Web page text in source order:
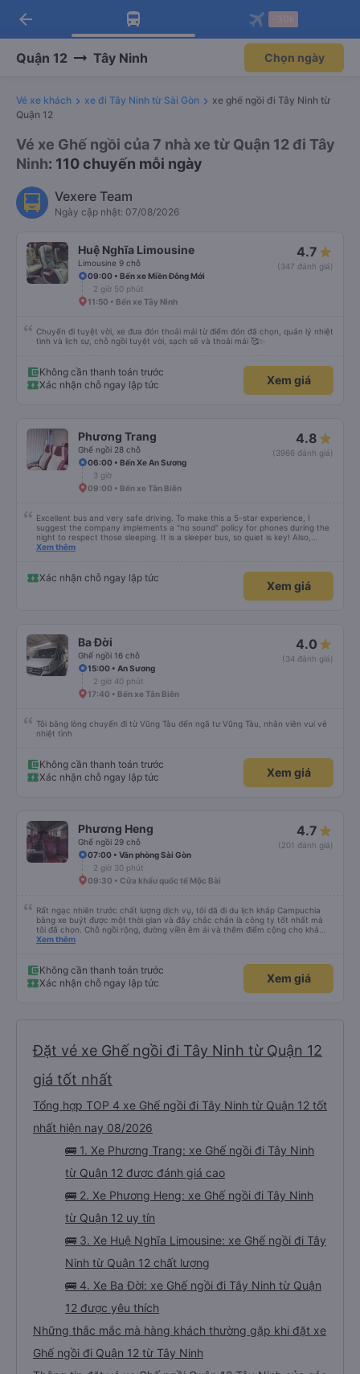
Tải app Vexere ngay!
Nhận ưu đãi thành viên độc
Mở app
Tải app Vexere
-30k/ghế khi đặt vé máy bay qua
Mở app
arrow_back
Quận 12 Tây Ninh Chọn ngày
Vé xe khách xe đi Tây Ninh từ Sài Gòn
xe ghế ngồi đi Tây Ninh từ
Quận 12
Vé xe Ghế ngồi của 7 nhà xe từ Quận 12 đi Tây
Ninh: 110 chuyến mỗi ngày
Vexere Team
Ngày cập nhật: 07/08/2026
Huệ Nghĩa Limousine
Limousine 9 chỗ
4.7
(347 đánh giá)
09:00 • Bến xe Miền Đông Mới
2 giờ 50 phút
11:50 • Bến xe Tây Ninh
Chuyến đi tuyệt vời, xe đưa đón thoải mái từ điểm đón đã chọn, quản lý nhiệt
tình và lịch sự, chỗ ngồi tuyệt vời, sạch sẽ và thoải mái 🥰✨
Không cần thanh toán trước
Xác nhận chỗ ngay lập tức
Xem giá
Phương Trang
Ghế ngồi 28 chỗ
4.8
(3966 đánh giá)
06:00 • Bến Xe An Sương
3 giờ
09:00 • Bến xe Tân Biên
Excellent bus and very safe driving. To make this a 5-star experience, I
suggest the company implements a "no sound" policy for phones during the
night to respect those sleeping. It is a sleeper bus, so quiet is key! Also,
please display the Wi-Fi password clearly inside the cabin for convenience. I
quy định rõ ràng về việc giữ im lặng (tắt âm thanh điện thoại) vào ban đêm
để tránh làm phiền hành khách khác ngủ. Ngoài ra, nhà xe nên dán sẵn mật
khẩu Wi-Fi trong xe để hành khách dễ dàng sử dụng. Tôi vẫn sẽ tiếp tục ủng
Xem thêm
Xác nhận chỗ ngay lập tức
Xem giá
Ba Đời
Ghế ngồi 16 chỗ
4.0
(34 đánh giá)
15:00 • An Sương
2 giờ 40 phút
17:40 • Bến xe Tân Biên
Tôi bằng lòng chuyến đi từ Vũng Tàu đến ngã tư Vũng Tàu, nhân viên vui vẻ
nhiệt tình
Không cần thanh toán trước
Xác nhận chỗ ngay lập tức
Xem giá
Phương Heng
Ghế ngồi 29 chỗ
4.7
(201 đánh giá)
07:00 • Văn phòng Sài Gòn
2 giờ 30 phút
09:30 • Cửa khẩu quốc tế Mộc Bài
Rất ngạc nhiên trước chất lượng dịch vụ, tôi đã đi du lịch khắp Campuchia
bằng xe buýt được một thời gian và đây chắc chắn là công ty tốt nhất mà
tôi đã chọn. Chỗ ngồi rộng, đường viền êm ái và thêm điểm cộng cho khả
năng nằm. (Bạn có thể không hiểu mọi chuyện xảy ra ở biên giới, với hộ
Xem thêm
Không cần thanh toán trước
Xác nhận chỗ ngay lập tức
Xem giá
Đặt vé xe Ghế ngồi đi Tây Ninh từ Quận 12
giá tốt nhất
Tổng hợp TOP 4 xe Ghế ngồi đi Tây Ninh từ Quận 12 tốt
nhất hiện nay 08/2026
🚌 1. Xe Phương Trang: xe Ghế ngồi đi Tây Ninh
từ Quận 12 được đánh giá cao
🚌 2. Xe Phương Heng: xe Ghế ngồi đi Tây Ninh
từ Quận 12 uy tín
🚌 3. Xe Huệ Nghĩa Limousine: xe Ghế ngồi đi Tây
Ninh từ Quận 12 chất lượng
🚌 4. Xe Ba Đời: xe Ghế ngồi đi Tây Ninh từ Quận
12 được yêu thích
Những thắc mắc mà hàng khách thường gặp khi đặt xe
Ghế ngồi đi Quận 12 từ Tây Ninh